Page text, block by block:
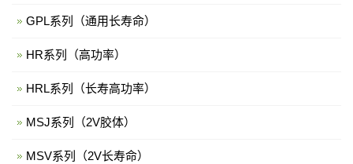
GPL系列（通用长寿命）
HR系列（高功率）
HRL系列（长寿高功率）
MSJ系列（2V胶体）
MSV系列（2V长寿命）